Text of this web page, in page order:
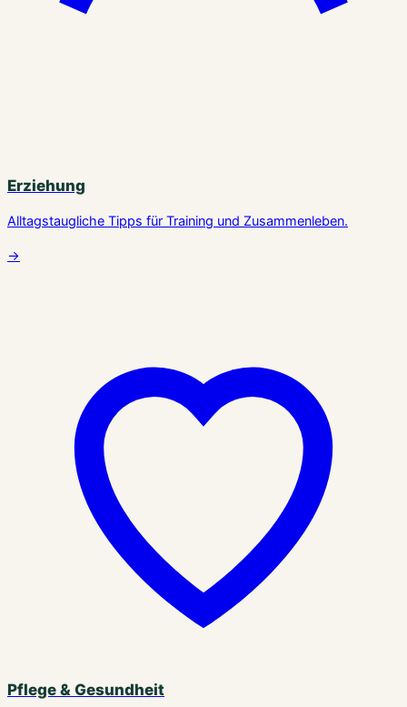
Erziehung
Alltagstaugliche Tipps für Training und Zusammenleben.
→
Pflege & Gesundheit